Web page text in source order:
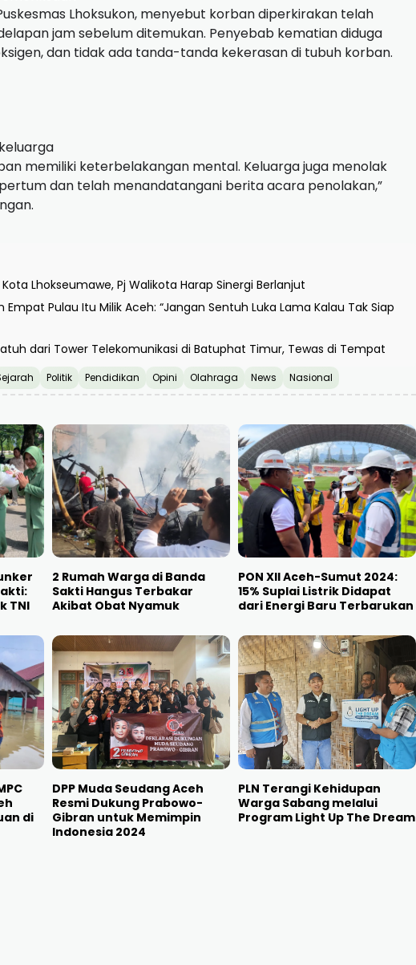
Lhoksukon, menyebut korban diperkirakan telah
jam sebelum ditemukan. Penyebab kematian diduga
dan tidak ada tanda-tanda kekerasan di tubuh korban.
memiliki keterbelakangan mental. Keluarga juga menolak
dan telah menandatangani berita acara penolakan,”
Lhokseumawe, Pj Walikota Harap Sinergi Berlanjut
Empat Pulau Itu Milik Aceh: “Jangan Sentuh Luka Lama Kalau Tak Siap
dari Tower Telekomunikasi di Batuphat Timur, Tewas di Tempat
Politik Pendidikan Opini Olahraga News Nasional
TNI
2 Rumah Warga di Banda
Sakti Hangus Terbakar
Akibat Obat Nyamuk
PON XII Aceh-Sumut 2024:
15% Suplai Listrik Didapat
dari Energi Baru Terbarukan
di
DPP Muda Seudang Aceh
Resmi Dukung Prabowo-
Gibran untuk Memimpin
Indonesia 2024
PLN Terangi Kehidupan
Warga Sabang melalui
Program Light Up The Dream